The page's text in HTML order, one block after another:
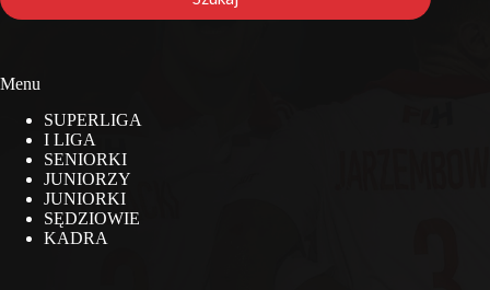
Menu
SUPERLIGA
I LIGA
SENIORKI
JUNIORZY
JUNIORKI
SĘDZIOWIE
KADRA